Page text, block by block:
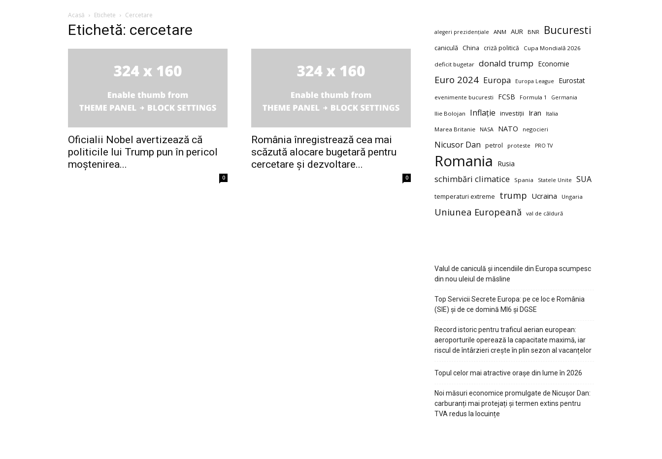
Acasă Etichete Cercetare
Etichetă: cercetare
Oficialii Nobel avertizează că
politicile lui Trump pun în pericol
moștenirea...
0
România înregistrează cea mai
scăzută alocare bugetară pentru
cercetare și dezvoltare...
0
alegeri prezidențiale ANM AUR BNR Bucuresti
caniculă China criză politică Cupa Mondială 2026
deficit bugetar donald trump Economie
Euro 2024 Europa Europa League Eurostat
evenimente bucuresti FCSB Formula 1 Germania
Ilie Bolojan Inflație investiții Iran Italia
Marea Britanie NASA NATO negocieri
Nicusor Dan petrol proteste PRO TV
Romania Rusia
schimbări climatice Spania Statele Unite SUA
temperaturi extreme trump Ucraina Ungaria
Uniunea Europeană val de căldură
Valul de caniculă și incendiile din Europa scumpesc
din nou uleiul de măsline
Top Servicii Secrete Europa: pe ce loc e România
(SIE) și de ce domină MI6 și DGSE
Record istoric pentru traficul aerian european:
aeroporturile operează la capacitate maximă, iar
riscul de întârzieri crește în plin sezon al vacanțelor
Topul celor mai atractive orașe din lume în 2026
Noi măsuri economice promulgate de Nicușor Dan:
carburanți mai protejați și termen extins pentru
TVA redus la locuințe